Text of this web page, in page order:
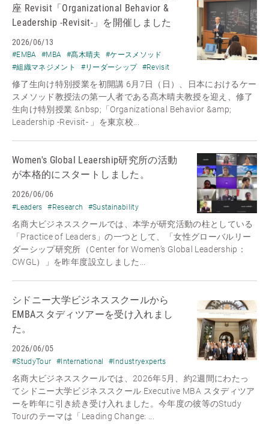
座 Revisit「Organizational Behavior &
Leadership -Revisit-」を開催しました
2026/06/13
#EMBA #MBA #髙木晴夫
#ケースメソッド
#組織マネジメント
#リーダーシップ #Revisit
修了生向け特別授業を初開講 6月7日（日）、日本におけるケー
スメソッド教授法の第一人者である髙木晴夫教授を迎え、修了
生向け特別授業 &nbsp;「Organizational Behavior &amp;
Leadership -Revisit- 」を東京校...
Women's Global Leaership研究所の活動
が本格的にスタートしました。
2026/06/06
#Leaders #Research #Sustainability
名商大ビジネススクールでは、本学が研究活動の柱としている
「Practice of Leaders」の一つとして、「女性グローバルリー
ダーシップ研究所（Center for Women’s Global Leadership：
CWGL）」を昨年度設立しました...
シドニー大学ビジネススクールから
EMBAスタディツアーを受け入れまし
た。
2026/06/05
#StudyTour #International #Industryexperts
名商大ビジネススクールでは、2026年5月、約2週間にわたっ
てシドニー大学ビジネススクール Executive MBA スタディツア
ーを昨年に引き続き受け入れました。今年度の彼等のStudy
Tourのテーマは「Leading Change: ...